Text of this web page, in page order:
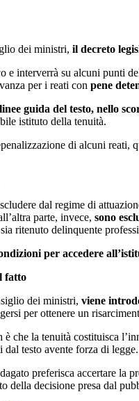
dei ministri, il decreto
e interverrà su alcuni punti
per i reati con pene
guida del testo, nello
istituto della tenuità.
di alcuni reati,
dal regime di
parte, invece, sono
ritenuto delinquente
per accedere
fatto
dei ministri, viene
per ottenere un
che la tenuità costituisca
testo avente forza di legge.
preferisca accertare
della decisione presa dal